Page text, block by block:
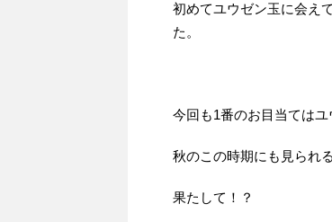
初めてユウゼン玉に会え
た。
今回も1番のお目当てはユ
秋のこの時期にも見られ
果たして！？